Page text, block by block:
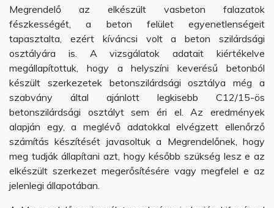
Megrendelő az elkészült vasbeton falazatok
fészkességét, a beton felület egyenetlenségeit
tapasztalta, ezért kíváncsi volt a beton szilárdsági
osztályára is. A vizsgálatok adatait kiértékelve
megállapítottuk, hogy a helyszíni keverésű betonból
készült szerkezetek betonszilárdsági osztálya még a
szabvány által ajánlott legkisebb C12/15-ös
betonszilárdsági osztályt sem éri el. Az eredmények
alapján egy, a meglévő adatokkal elvégzett ellenőrző
számítás készítését javasoltuk a Megrendelőnek, hogy
meg tudják állapítani azt, hogy később szükség lesz e az
elkészült szerkezet megerősítésére vagy megfelel e az
jelenlegi állapotában.